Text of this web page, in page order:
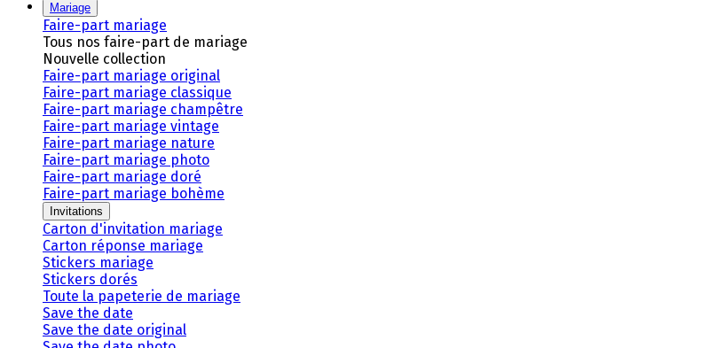
Mariage
Faire-part mariage
Tous nos faire-part de mariage
Nouvelle collection
Faire-part mariage original
Faire-part mariage classique
Faire-part mariage champêtre
Faire-part mariage vintage
Faire-part mariage nature
Faire-part mariage photo
Faire-part mariage doré
Faire-part mariage bohème
Invitations
Carton d'invitation mariage
Carton réponse mariage
Stickers mariage
Stickers dorés
Toute la papeterie de mariage
Save the date
Save the date original